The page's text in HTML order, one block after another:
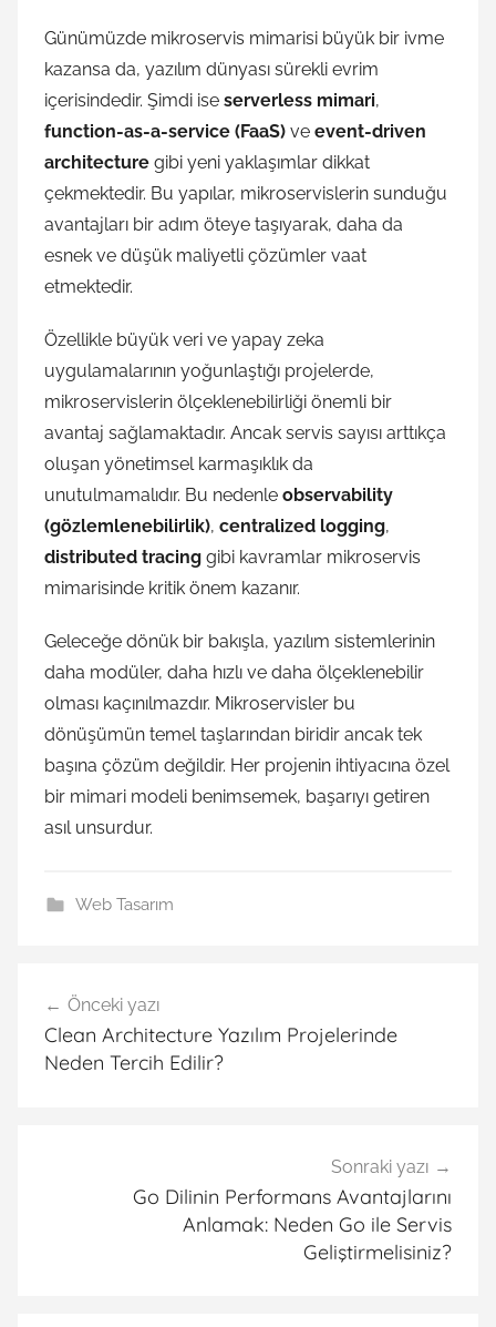
Günümüzde mikroservis mimarisi büyük bir ivme
kazansa da, yazılım dünyası sürekli evrim
içerisindedir. Şimdi ise serverless mimari,
function-as-a-service (FaaS) ve event-driven
architecture gibi yeni yaklaşımlar dikkat
çekmektedir. Bu yapılar, mikroservislerin sunduğu
avantajları bir adım öteye taşıyarak, daha da
esnek ve düşük maliyetli çözümler vaat
etmektedir.
Özellikle büyük veri ve yapay zeka
uygulamalarının yoğunlaştığı projelerde,
mikroservislerin ölçeklenebilirliği önemli bir
avantaj sağlamaktadır. Ancak servis sayısı arttıkça
oluşan yönetimsel karmaşıklık da
unutulmamalıdır. Bu nedenle observability
(gözlemlenebilirlik), centralized logging,
distributed tracing gibi kavramlar mikroservis
mimarisinde kritik önem kazanır.
Geleceğe dönük bir bakışla, yazılım sistemlerinin
daha modüler, daha hızlı ve daha ölçeklenebilir
olması kaçınılmazdır. Mikroservisler bu
dönüşümün temel taşlarından biridir ancak tek
başına çözüm değildir. Her projenin ihtiyacına özel
bir mimari modeli benimsemek, başarıyı getiren
asıl unsurdur.
Web Tasarım
gezinmesi
Önceki yazı
Clean Architecture Yazılım Projelerinde
Neden Tercih Edilir?
Sonraki yazı
Go Dilinin Performans Avantajlarını
Anlamak: Neden Go ile Servis
Geliştirmelisiniz?